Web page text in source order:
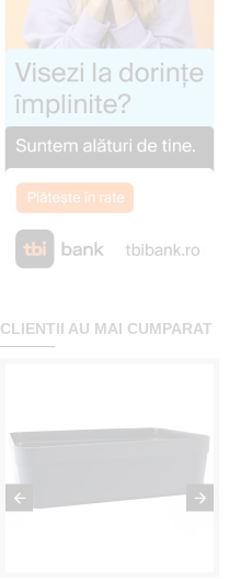
CLIENTII AU MAI CUMPARAT